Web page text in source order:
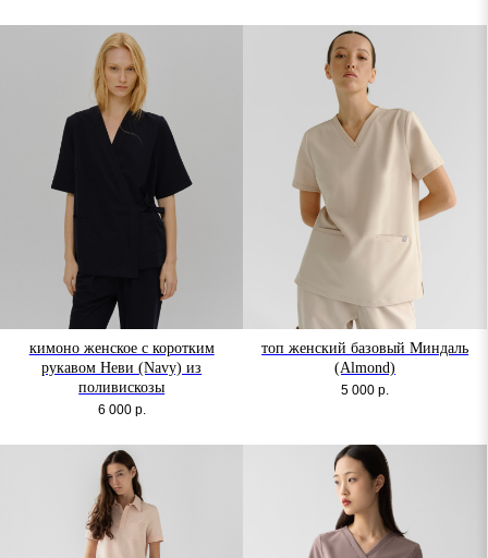
кимоно женское с коротким
рукавом Неви (Navy) из
поливискозы
6 000 р.
топ женский базовый Миндаль
(Almond)
5 000 р.